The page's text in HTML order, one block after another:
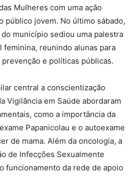
Mulheres com uma ação
público jovem. No último sábado,
município sediou uma palestra
feminina, reunindo alunas para
e políticas públicas.
central a conscientização
Vigilância em Saúde abordaram
como a importância da
Papanicolau e o autoexame
de mama. Além da oncologia, a
de Infecções Sexualmente
funcionamento da rede de apoio